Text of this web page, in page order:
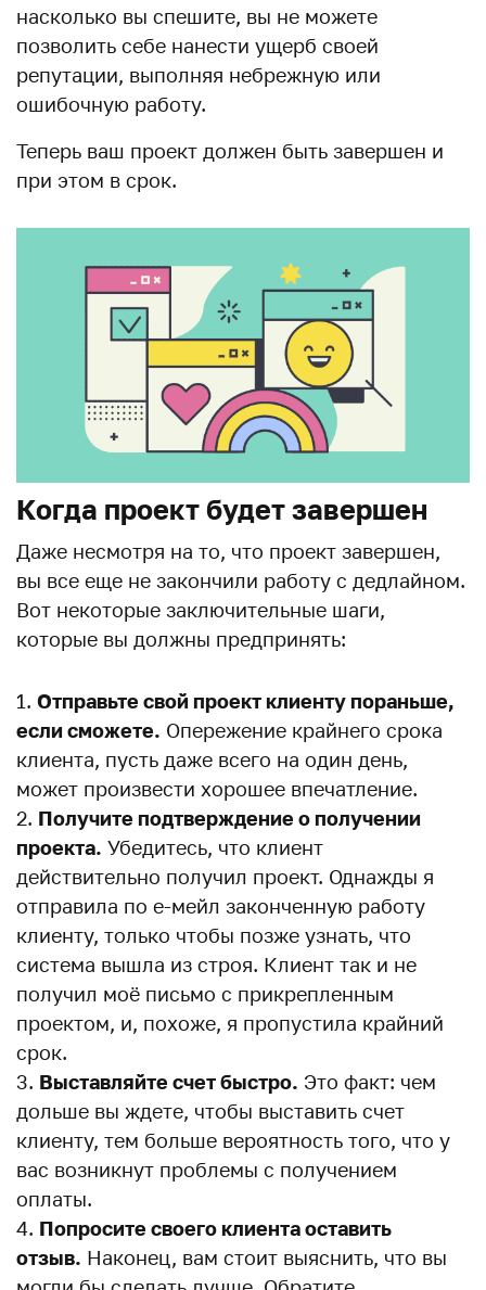
насколько вы спешите, вы не можете
позволить себе нанести ущерб своей
репутации, выполняя небрежную или
ошибочную работу.
Теперь ваш проект должен быть завершен и
при этом в срок.
Когда проект будет завершен
Даже несмотря на то, что проект завершен,
вы все еще не закончили работу с дедлайном.
Вот некоторые заключительные шаги,
которые вы должны предпринять:
Отправьте свой проект клиенту пораньше,
если сможете. Опережение крайнего срока
клиента, пусть даже всего на один день,
может произвести хорошее впечатление.
Получите подтверждение о получении
проекта. Убедитесь, что клиент
действительно получил проект. Однажды я
отправила по е-мейл законченную работу
клиенту, только чтобы позже узнать, что
система вышла из строя. Клиент так и не
получил моё письмо с прикрепленным
проектом, и, похоже, я пропустила крайний
срок.
Выставляйте счет быстро. Это факт: чем
дольше вы ждете, чтобы выставить счет
клиенту, тем больше вероятность того, что у
вас возникнут проблемы с получением
оплаты.
Попросите своего клиента оставить
отзыв. Наконец, вам стоит выяснить, что вы